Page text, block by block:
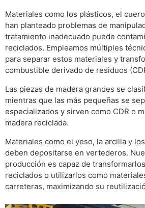
Materiales como los plásticos, el
han planteado problemas de
tratamiento inadecuado puede
reciclados. Empleamos múltiples
para separar estos materiales y
combustible derivado de residuos
Las piezas de madera grandes se
mientras que las más pequeñas se
especializados y sirven como CDR o
madera reciclada.
Materiales como el yeso, la arcilla y
deben depositarse en vertederos.
producción es capaz de
reciclados o utilizarlos como
carreteras, maximizando su